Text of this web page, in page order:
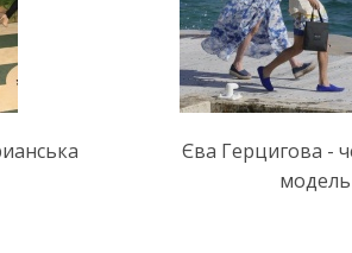
Єва Герцигова -
модель